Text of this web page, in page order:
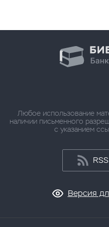
Любое использование
наличии письменного
с указанием
Версия